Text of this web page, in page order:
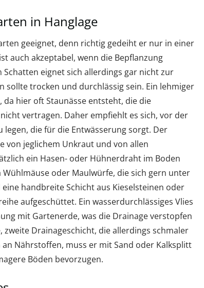
in Hanglage
geeignet, denn richtig gedeiht er nur in einer
auch akzeptabel, wenn die Bepflanzung
eignet sich allerdings gar nicht zur
sollte trocken und durchlässig sein. Ein lehmiger
hier oft Staunässe entsteht, die die
vertragen. Daher empfiehlt es sich, vor der
legen, die für die Entwässerung sorgt. Der
von jeglichem Unkraut und von allen
ein Hasen- oder Hühnerdraht im Boden
oder Maulwürfe, die sich gern unter
handbreite Schicht aus Kieselsteinen oder
aufgeschüttet. Ein wasserdurchlässiges Vlies
mit Gartenerde, was die Drainage verstopfen
Drainageschicht, die allerdings schmaler
Nährstoffen, muss er mit Sand oder Kalksplitt
Böden bevorzugen.